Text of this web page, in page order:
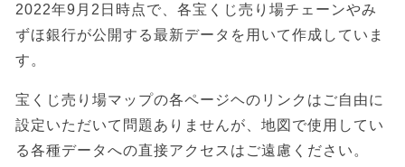
2022年9月2日時点で、各宝くじ売り場チェーンやみ
ずほ銀行が公開する最新データを用いて作成していま
す。
宝くじ売り場マップの各ページヘのリンクはご自由に
設定いただいて問題ありませんが、地図で使用してい
る各種データへの直接アクセスはご遠慮ください。